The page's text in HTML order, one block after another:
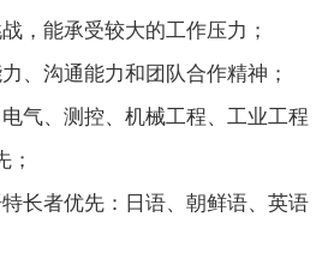
，能承受较大的工作压力；
、沟通能力和团队合作精神；
气、测控、机械工程、工业工程
；
长者优先：日语、朝鲜语、英语